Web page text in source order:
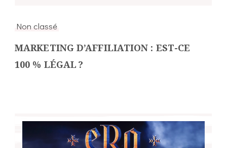
Non classé
MARKETING D’AFFILIATION : EST-CE
100 % LÉGAL ?